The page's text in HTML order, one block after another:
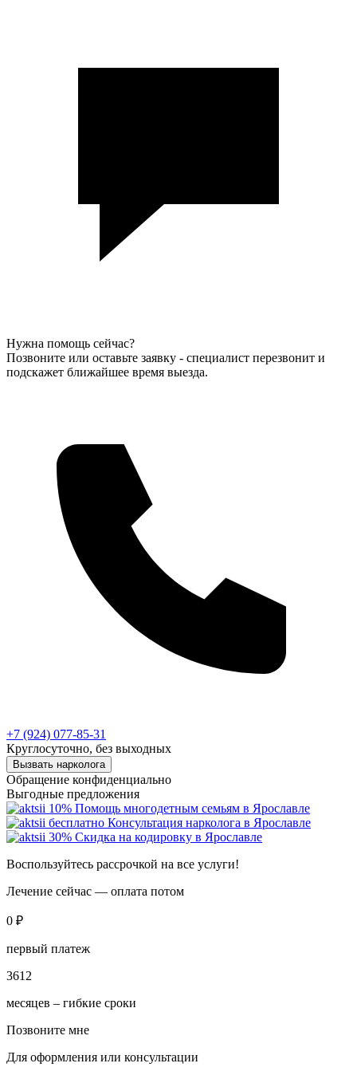
Нужна помощь сейчас?
Позвоните или оставьте заявку - специалист перезвонит и
подскажет ближайшее время выезда.
+7 (924) 077-85-31
Круглосуточно, без выходных
Вызвать нарколога
Обращение конфиденциально
Выгодные предложения
10% Помощь многодетным семьям в Ярославле
бесплатно Консультация нарколога в Ярославле
30% Скидка на кодировку в Ярославле
Воспользуйтесь рассрочкой на все услуги!
Лечение сейчас — оплата потом
0 ₽
первый платеж
3612
месяцев ‒ гибкие сроки
Позвоните мне
Для оформления или консультации